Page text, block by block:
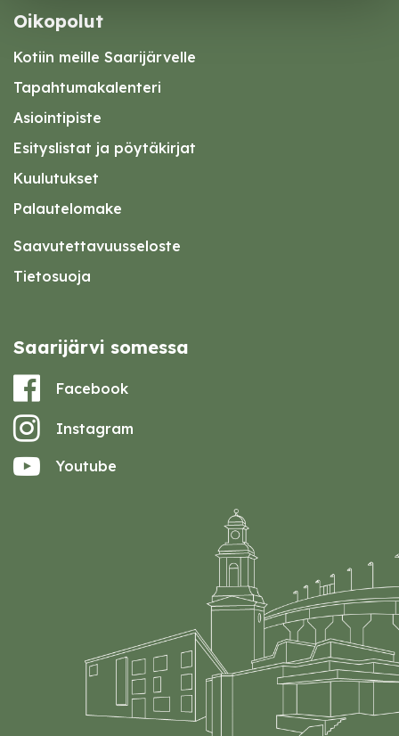
Oikopolut
Kotiin meille Saarijärvelle
Tapahtumakalenteri
Asiointipiste
Esityslistat ja pöytäkirjat
Kuulutukset
Palautelomake
Saavutettavuusseloste
Tietosuoja
Saarijärvi somessa
Facebook
Instagram
Youtube